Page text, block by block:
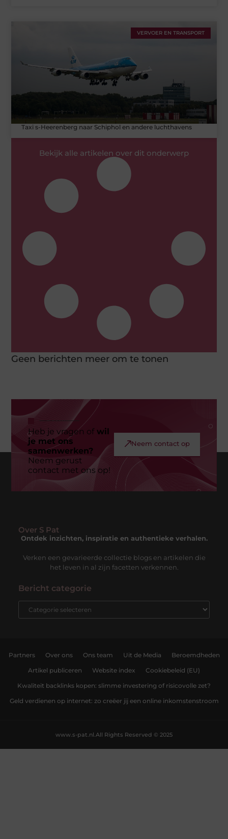
VERVOER EN TRANSPORT
Taxi s-Heerenberg naar Schiphol en andere luchthavens
Bekijk alle artikelen over dit onderwerp
Geen berichten meer om te tonen
Heb je vragen ofwil
je met ons
samenwerken?
Neem gerust
contact met ons op!
Neem contact op
Over S Pat
Ontdek inzichten, inspiratie en authentieke verhalen.
Verken een gevarieerde collectie blogs en artikelen die
het leven in al zijn facetten verkennen.
Bericht categorie
Partners Over ons Ons team Uit de Media Beroemdheden
Artikel publiceren Website index Cookiebeleid (EU)
Kwaliteit backlinks kopen: slimme investering of risicovolle zet?
Geld verdienen op internet: zo creëer jij een online inkomstenstroom
All Rights Reserved © 2025
www.s-pat.nl.